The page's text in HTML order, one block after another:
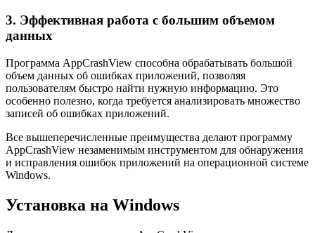
3. Эффективная работа с большим объемом
данных
Программа AppCrashView способна обрабатывать большой
объем данных об ошибках приложений, позволяя
пользователям быстро найти нужную информацию. Это
особенно полезно, когда требуется анализировать множество
записей об ошибках приложений.
Все вышеперечисленные преимущества делают программу
AppCrashView незаменимым инструментом для обнаружения
и исправления ошибок приложений на операционной системе
Windows.
Установка на Windows